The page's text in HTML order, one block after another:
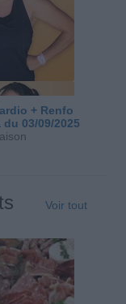
+ Renfo
03/09/2025
Voir tout